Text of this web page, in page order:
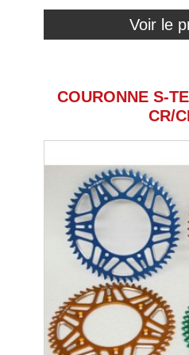
Voir le
COURONNE S-
CR/